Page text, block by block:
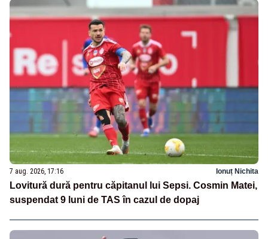
7 aug. 2026, 17:16 Ionuț Nichita
Lovitură dură pentru căpitanul lui Sepsi. Cosmin Matei,
suspendat 9 luni de TAS în cazul de dopaj